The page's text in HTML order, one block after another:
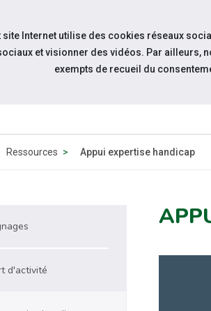
Ressources Appui expertise handicap
d'activité
site Internet utilise des cookies réseaux
et visionner des vidéos. Par ailleurs,
exempts de recueil du